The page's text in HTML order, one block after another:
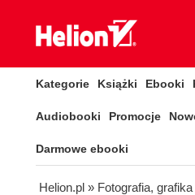
Kategorie Książki Ebooki
Audiobooki Promocje
Darmowe ebooki
Helion.pl » Fotografia,